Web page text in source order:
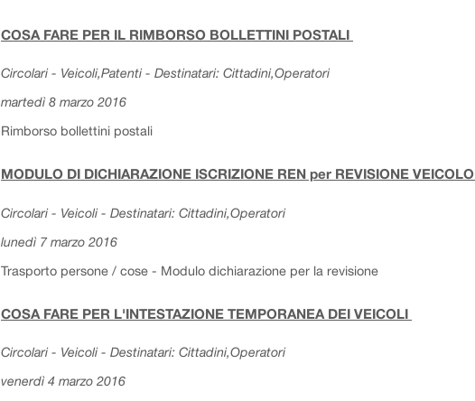
COSA FARE PER IL RIMBORSO BOLLETTINI POSTALI
Circolari - Veicoli,Patenti - Destinatari: Cittadini,Operatori
martedì 8 marzo 2016
Rimborso bollettini postali
MODULO DI DICHIARAZIONE ISCRIZIONE REN per REVISIONE VEICOLO
Circolari - Veicoli - Destinatari: Cittadini,Operatori
lunedì 7 marzo 2016
Trasporto persone / cose - Modulo dichiarazione per la revisione
COSA FARE PER L'INTESTAZIONE TEMPORANEA DEI VEICOLI
Circolari - Veicoli - Destinatari: Cittadini,Operatori
venerdì 4 marzo 2016